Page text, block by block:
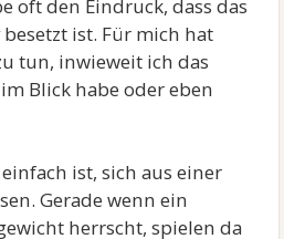
oft den Eindruck, dass das
ist. Für mich hat
tun, inwieweit ich das
Blick habe oder eben
ist, sich aus einer
Gerade wenn ein
herrscht, spielen da